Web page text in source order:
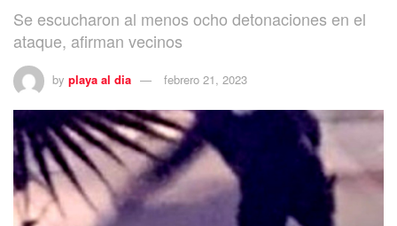
Se escucharon al menos ocho detonaciones en el
ataque, afirman vecinos
by playa al dia febrero 21, 2023